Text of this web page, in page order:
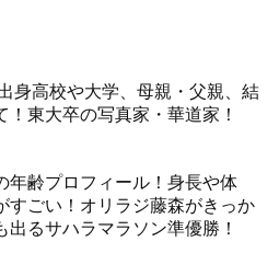
身高校や大学、母親・父親、結
！東大卒の写真家・華道家！
年齢プロフィール！身長や体
すごい！オリラジ藤森がきっか
出るサハラマラソン準優勝！